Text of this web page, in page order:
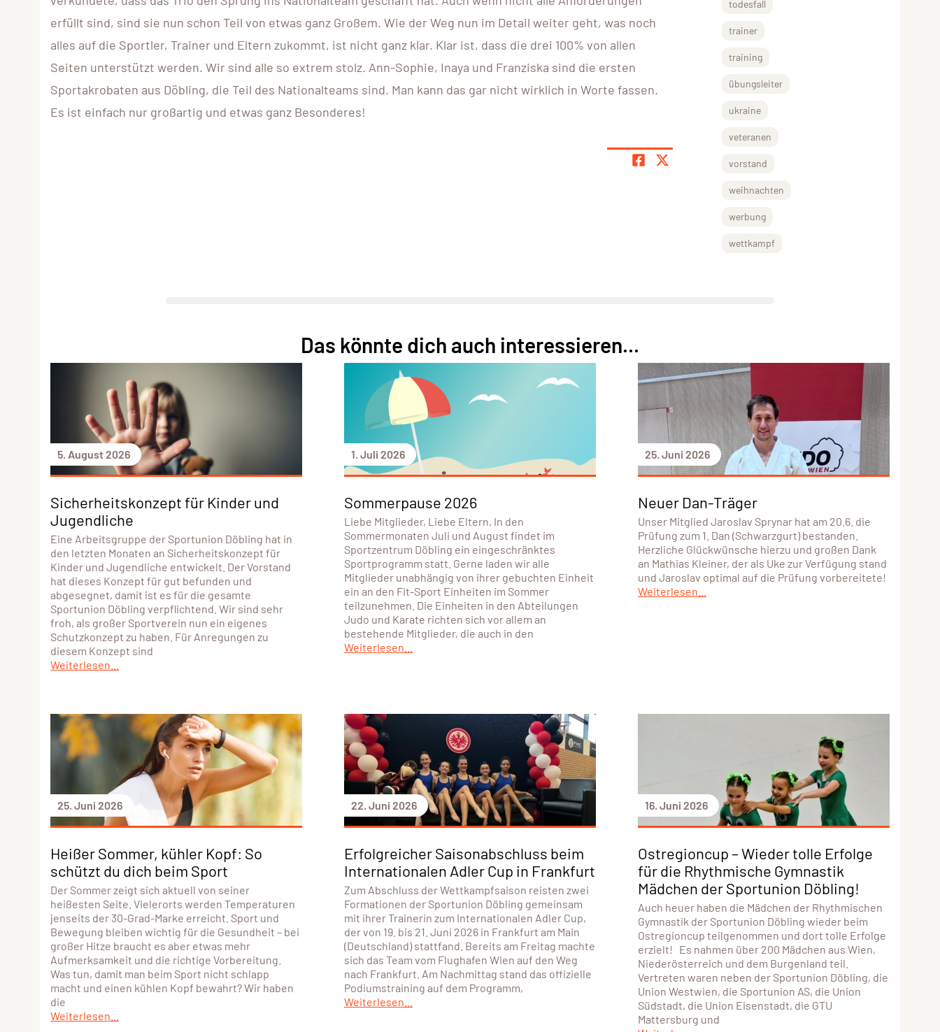
erfüllt sind, sind sie nun schon Teil von etwas ganz Großem. Wie der Weg nun im Detail weiter geht, was noch
alles auf die Sportler, Trainer und Eltern zukommt, ist nicht ganz klar. Klar ist, dass die drei 100% von allen
Seiten unterstützt werden. Wir sind alle so extrem stolz. Ann-Sophie, Inaya und Franziska sind die ersten
Sportakrobaten aus Döbling, die Teil des Nationalteams sind. Man kann das gar nicht wirklich in Worte fassen.
Es ist einfach nur großartig und etwas ganz Besonderes!
todesfall
trainer
training
übungsleiter
ukraine
veteranen
vorstand
weihnachten
werbung
wettkampf
Das könnte dich auch interessieren...
5. August 2026
Sicherheitskonzept für Kinder und
Jugendliche
Eine Arbeitsgruppe der Sportunion Döbling hat in
den letzten Monaten an Sicherheitskonzept für
Kinder und Jugendliche entwickelt. Der Vorstand
hat dieses Konzept für gut befunden und
abgesegnet, damit ist es für die gesamte
Sportunion Döbling verpflichtend. Wir sind sehr
froh, als großer Sportverein nun ein eigenes
Schutzkonzept zu haben. Für Anregungen zu
diesem Konzept sind
Weiterlesen...
1. Juli 2026
Sommerpause 2026
Liebe Mitglieder, Liebe Eltern, In den
Sommermonaten Juli und August findet im
Sportzentrum Döbling ein eingeschränktes
Sportprogramm statt. Gerne laden wir alle
Mitglieder unabhängig von ihrer gebuchten Einheit
ein an den Fit-Sport Einheiten im Sommer
teilzunehmen. Die Einheiten in den Abteilungen
Judo und Karate richten sich vor allem an
bestehende Mitglieder, die auch in den
Weiterlesen...
25. Juni 2026
Neuer Dan-Träger
Unser Mitglied Jaroslav Sprynar hat am 20.6. die
Prüfung zum 1. Dan (Schwarzgurt) bestanden.
Herzliche Glückwünsche hierzu und großen Dank
an Mathias Kleiner, der als Uke zur Verfügung stand
und Jaroslav optimal auf die Prüfung vorbereitete!
Weiterlesen...
25. Juni 2026
Heißer Sommer, kühler Kopf: So
schützt du dich beim Sport
Der Sommer zeigt sich aktuell von seiner
heißesten Seite. Vielerorts werden Temperaturen
jenseits der 30-Grad-Marke erreicht. Sport und
Bewegung bleiben wichtig für die Gesundheit – bei
großer Hitze braucht es aber etwas mehr
Aufmerksamkeit und die richtige Vorbereitung.
Was tun, damit man beim Sport nicht schlapp
macht und einen kühlen Kopf bewahrt? Wir haben
die
Weiterlesen...
22. Juni 2026
Erfolgreicher Saisonabschluss beim
Internationalen Adler Cup in Frankfurt
Zum Abschluss der Wettkampfsaison reisten zwei
Formationen der Sportunion Döbling gemeinsam
mit ihrer Trainerin zum Internationalen Adler Cup,
der von 19. bis 21. Juni 2026 in Frankfurt am Main
(Deutschland) stattfand. Bereits am Freitag machte
sich das Team vom Flughafen Wien auf den Weg
nach Frankfurt. Am Nachmittag stand das offizielle
Podiumstraining auf dem Programm,
Weiterlesen...
16. Juni 2026
Ostregioncup – Wieder tolle Erfolge
für die Rhythmische Gymnastik
Mädchen der Sportunion Döbling!
Auch heuer haben die Mädchen der Rhythmischen
Gymnastik der Sportunion Döbling wieder beim
Ostregioncup teilgenommen und dort tolle Erfolge
erzielt! Es nahmen über 200 Mädchen aus Wien,
Niederösterreich und dem Burgenland teil.
Vertreten waren neben der Sportunion Döbling, die
Union Westwien, die Sportunion AS, die Union
Südstadt, die Union Eisenstadt, die GTU
Mattersburg und